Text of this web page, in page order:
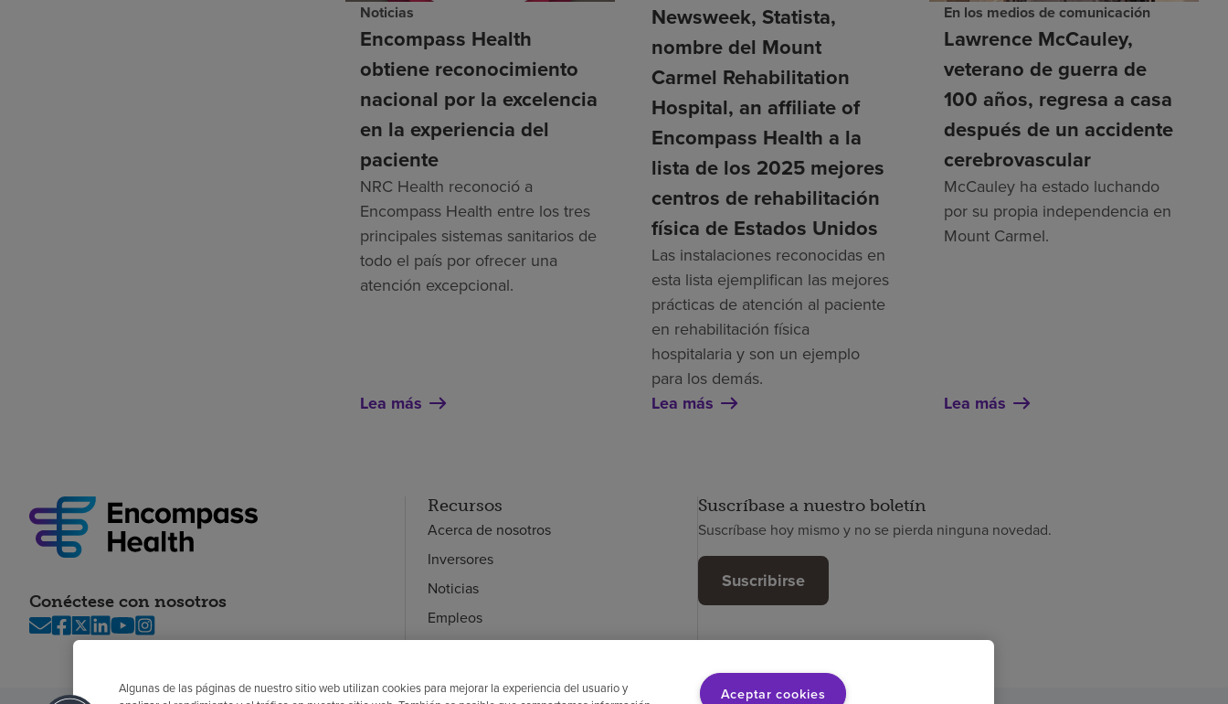
Noticias
Encompass Health
obtiene reconocimiento
nacional por la excelencia
en la experiencia del
paciente
NRC Health reconoció a
Encompass Health entre los tres
principales sistemas sanitarios de
todo el país por ofrecer una
atención excepcional.
Lea más
Newsweek, Statista,
nombre del Mount
Carmel Rehabilitation
Hospital, an affiliate of
Encompass Health a la
lista de los 2025 mejores
centros de rehabilitación
física de Estados Unidos
Las instalaciones reconocidas en
esta lista ejemplifican las mejores
prácticas de atención al paciente
en rehabilitación física
hospitalaria y son un ejemplo
para los demás.
Lea más
En los medios de comunicación
Lawrence McCauley,
veterano de guerra de
100 años, regresa a casa
después de un accidente
cerebrovascular
McCauley ha estado luchando
por su propia independencia en
Mount Carmel.
Lea más
Conéctese con nosotros
Recursos
Acerca de nosotros
Inversores
Noticias
Empleos
Empleados
Suscríbase a nuestro boletín
Suscríbase hoy mismo y no se pierda ninguna novedad.
Suscribirse
Algunas de las páginas de nuestro sitio web utilizan cookies para mejorar la experiencia del usuario y
Aceptar cookies